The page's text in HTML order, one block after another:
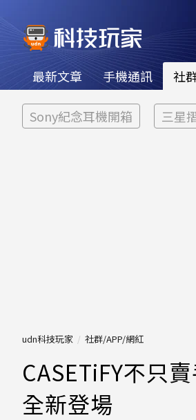
最新文章 手機通訊 社
Sony紀念耳機開箱 三星
udn科技玩家 社群/APP/網紅
CASETiFY不只
全新登場